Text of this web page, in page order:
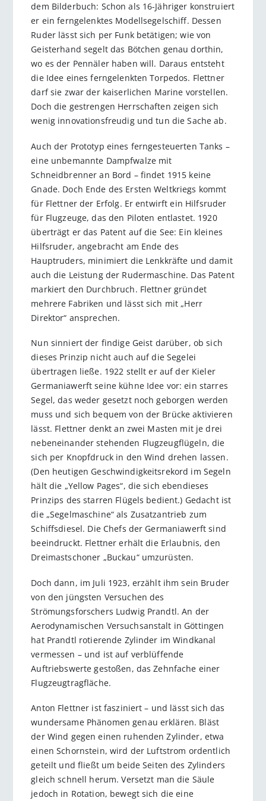
dem Bilderbuch: Schon als 16-Jähriger konstruiert
er ein ferngelenktes Modellsegelschiff. Dessen
Ruder lässt sich per Funk betätigen; wie von
Geisterhand segelt das Bötchen genau dorthin,
wo es der Pennäler haben will. Daraus entsteht
die Idee eines ferngelenkten Torpedos. Flettner
darf sie zwar der kaiserlichen Marine vorstellen.
Doch die gestrengen Herrschaften zeigen sich
wenig innovationsfreudig und tun die Sache ab.
Auch der Prototyp eines ferngesteuerten Tanks –
eine unbemannte Dampfwalze mit
Schneidbrenner an Bord – findet 1915 keine
Gnade. Doch Ende des Ersten Weltkriegs kommt
für Flettner der Erfolg. Er entwirft ein Hilfsruder
für Flugzeuge, das den Piloten entlastet. 1920
überträgt er das Patent auf die See: Ein kleines
Hilfsruder, angebracht am Ende des
Hauptruders, minimiert die Lenkkräfte und damit
auch die Leistung der Rudermaschine. Das Patent
markiert den Durchbruch. Flettner gründet
mehrere Fabriken und lässt sich mit „Herr
Direktor“ ansprechen.
Nun sinniert der findige Geist darüber, ob sich
dieses Prinzip nicht auch auf die Segelei
übertragen ließe. 1922 stellt er auf der Kieler
Germaniawerft seine kühne Idee vor: ein starres
Segel, das weder gesetzt noch geborgen werden
muss und sich bequem von der Brücke aktivieren
lässt. Flettner denkt an zwei Masten mit je drei
nebeneinander stehenden Flugzeugflügeln, die
sich per Knopfdruck in den Wind drehen lassen.
(Den heutigen Geschwindigkeitsrekord im Segeln
hält die „Yellow Pages“, die sich ebendieses
Prinzips des starren Flügels bedient.) Gedacht ist
die „Segelmaschine“ als Zusatzantrieb zum
Schiffsdiesel. Die Chefs der Germaniawerft sind
beeindruckt. Flettner erhält die Erlaubnis, den
Dreimastschoner „Buckau“ umzurüsten.
Doch dann, im Juli 1923, erzählt ihm sein Bruder
von den jüngsten Versuchen des
Strömungsforschers Ludwig Prandtl. An der
Aerodynamischen Versuchsanstalt in Göttingen
hat Prandtl rotierende Zylinder im Windkanal
vermessen – und ist auf verblüffende
Auftriebswerte gestoßen, das Zehnfache einer
Flugzeugtragfläche.
Anton Flettner ist fasziniert – und lässt sich das
wundersame Phänomen genau erklären. Bläst
der Wind gegen einen ruhenden Zylinder, etwa
einen Schornstein, wird der Luftstrom ordentlich
geteilt und fließt um beide Seiten des Zylinders
gleich schnell herum. Versetzt man die Säule
jedoch in Rotation, bewegt sich die eine